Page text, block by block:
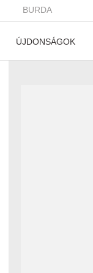
BURDA
ÚJDONSÁGOK